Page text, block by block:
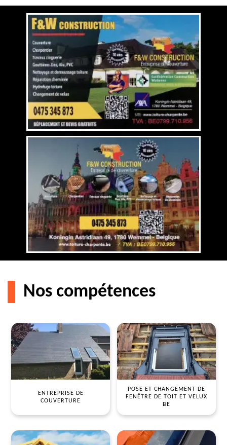
Nos compétences
ENTREPRISE DE
COUVERTURE
POSE ET CHANGEMENT DE
FENÊTRE DE TOIT ET VELUX
BE